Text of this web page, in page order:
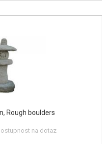
Rough boulders
na dotaz